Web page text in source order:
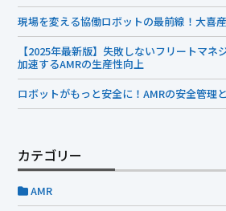
現場を変える協働ロボットの最前線！大喜
【2025年最新版】失敗しないフリートマネ
加速するAMRの生産性向上
ロボットがもっと安全に！AMRの安全管理
カテゴリー
AMR